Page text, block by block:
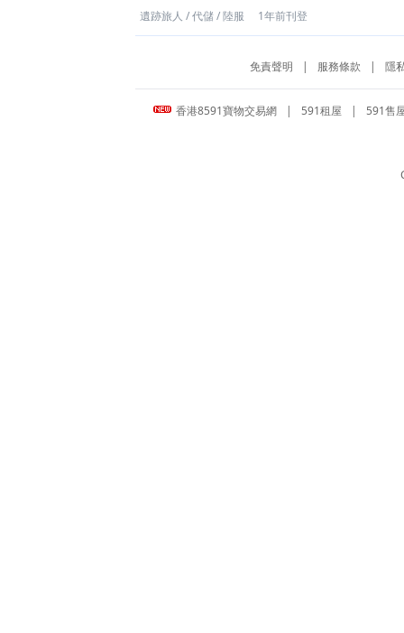
遺跡旅人 /代儲/陸服 1年前刊登
免責聲明 | 服務條款 | 隱
香港8591寶物交易網 | 591租屋 | 591售